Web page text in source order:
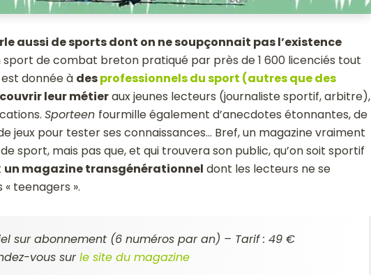
aussi de sports dont on ne soupçonnait pas l’existence
sport de combat breton pratiqué par près de 1 600 licenciés tout
donnée à desprofessionnels du sport (autres que des
leur métieraux jeunes lecteurs (journaliste sportif, arbitre),
Sporteen fourmille également d’anecdotes étonnantes, de
jeux pour tester ses connaissances… Bref, un magazine vraiment
sport, mais pas que, et qui trouvera son public, qu’on soit sportif
un magazine transgénérationnel dont les lecteurs ne se
teenagers ».
sur abonnement (6 numéros par an) – Tarif : 49 €
vous surle site du magazine